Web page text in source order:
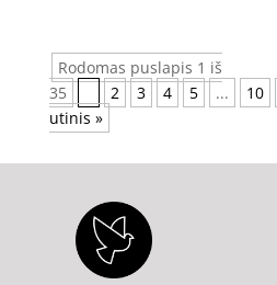
Rodomas puslapis 1 iš
35
2 3 4 5 ... 10
utinis »